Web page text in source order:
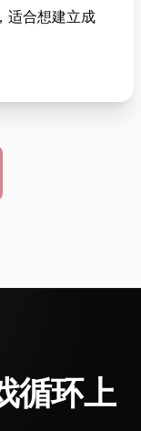
适合想建立成
循环上